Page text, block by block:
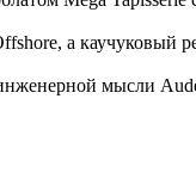
а каучуковый
мысли